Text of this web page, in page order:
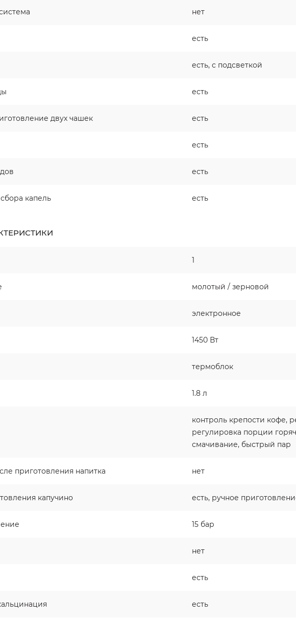
нет
есть
есть, с подсветкой
есть
двух чашек есть
есть
есть
капель есть
1
молотый / зерновой
электронное
1450 Вт
термоблок
1.8 л
контроль крепости кофе,
регулировка порции
смачивание, быстрый пар
приготовления напитка нет
капучино есть, ручное
15 бар
нет
есть
есть